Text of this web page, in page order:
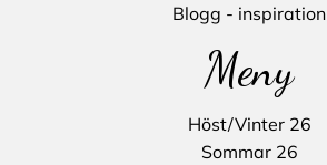
Blogg - inspiration
Meny
Höst/Vinter 26
Sommar 26